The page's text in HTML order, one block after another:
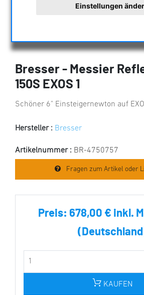
Einstellungen
Bresser - Messier
150S EXOS 1
Schöner 6" Einsteigernewton auf
Hersteller : Bresser
Artikelnummer : BR-4750757
Fragen zum Artikel oder
Preis: 678,00 € inkl.
KAUFEN